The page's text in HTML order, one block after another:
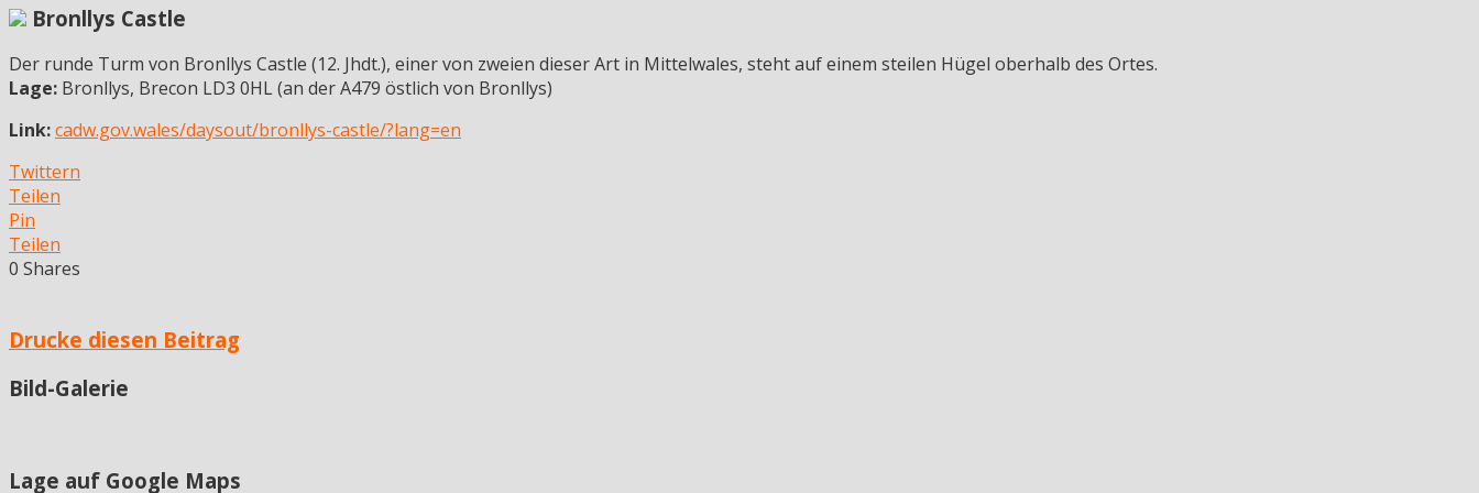
Bronllys Castle
Der runde Turm von Bronllys Castle (12. Jhdt.), einer von zweien dieser Art in Mittelwales, steht auf einem steilen Hügel oberhalb des Ortes.
Lage: Bronllys, Brecon LD3 0HL (an der A479 östlich von Bronllys)
Link:cadw.gov.wales/daysout/bronllys-castle/?lang=en
Twittern
Teilen
Pin
Teilen
0 Shares
Drucke diesen Beitrag
Bild-Galerie
Lage auf Google Maps